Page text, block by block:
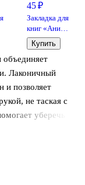
Лаконичный
и позволяет
не таская с
уберечь
очищается.
45 ₽
Закладка для
книг «Аниме.
Страничка
манги ч/б»,
пластик, Yoi
Купить